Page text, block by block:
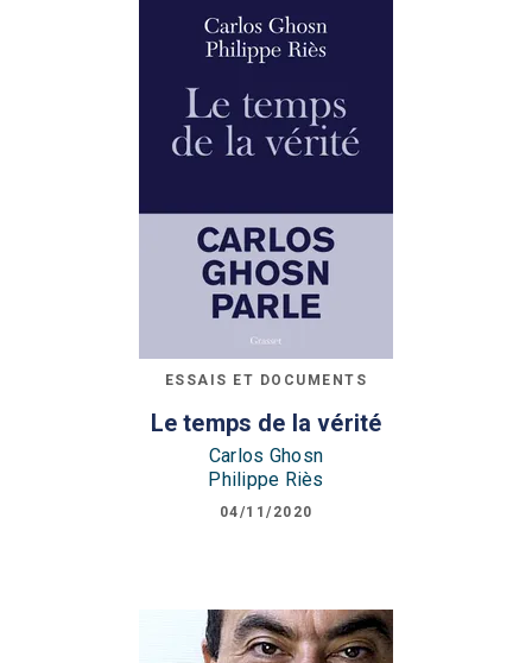
ESSAIS ET DOCUMENTS
Le temps de la vérité
Carlos Ghosn
Philippe Riès
04/11/2020